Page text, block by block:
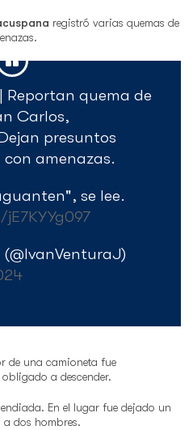
registró varias quemas de
| Reportan quema de
Carlos,
presuntos
amenazas.
se lee.
de una camioneta fue
a descender.
En el lugar fue dejado un
dos hombres.